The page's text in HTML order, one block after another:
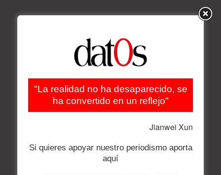
"La realidad no ha desaparecido, se
ha convertido en un reflejo"
Jianwei Xun
Si quieres apoyar nuestro periodismo aporta
aquí